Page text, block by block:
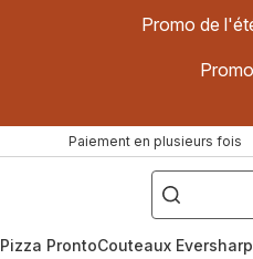
Promo de
Paiement en plusieurs fois
["Poêles
inox,
Cake
Factory,
Pizza ProntoCouteaux Eversharp